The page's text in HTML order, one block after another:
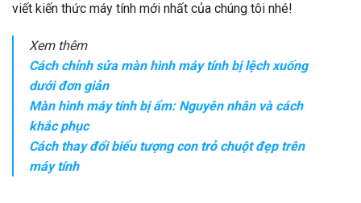
viết kiến thức máy tính mới nhất của chúng tôi nhé!
Xem thêm
Cách chỉnh sửa màn hình máy tính bị lệch xuống
dưới đơn giản
Màn hình máy tính bị ẩm: Nguyên nhân và cách
khắc phục
Cách thay đổi biểu tượng con trỏ chuột đẹp trên
máy tính